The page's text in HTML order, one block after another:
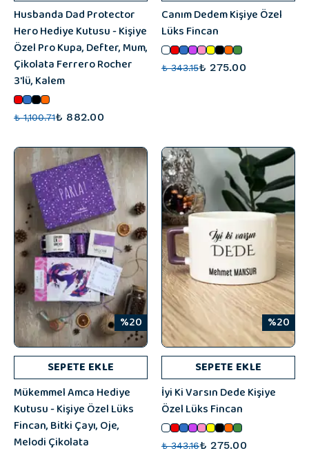
Husbanda Dad Protector
Hero Hediye Kutusu - Kişiye
Özel Pro Kupa, Defter, Mum,
Çikolata Ferrero Rocher
3'lü, Kalem
₺ 1,100.71₺ 882.00
Canım Dedem Kişiye Özel
Lüks Fincan
₺ 343.15₺ 275.00
%20
SEPETE EKLE
Mükemmel Amca Hediye
Kutusu - Kişiye Özel Lüks
Fincan, Bitki Çayı, Oje,
Melodi Çikolata
%20
SEPETE EKLE
İyi Ki Varsın Dede Kişiye
Özel Lüks Fincan
₺ 343.16₺ 275.00